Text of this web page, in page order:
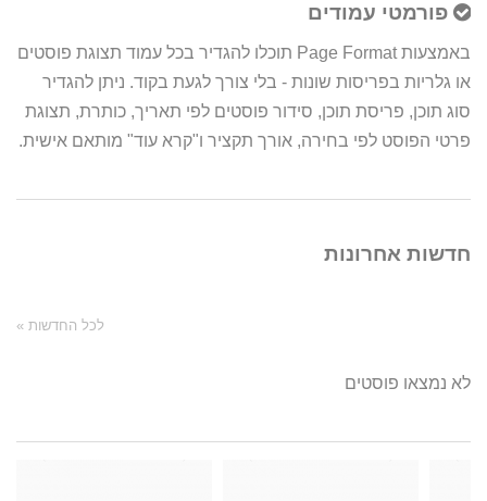
פורמטי עמודים
באמצעות Page Format תוכלו להגדיר בכל עמוד תצוגת פוסטים
או גלריות בפריסות שונות - בלי צורך לגעת בקוד. ניתן להגדיר
סוג תוכן, פריסת תוכן, סידור פוסטים לפי תאריך, כותרת, תצוגת
פרטי הפוסט לפי בחירה, אורך תקציר ו"קרא עוד" מותאם אישית.
חדשות אחרונות
לכל החדשות »
לא נמצאו פוסטים